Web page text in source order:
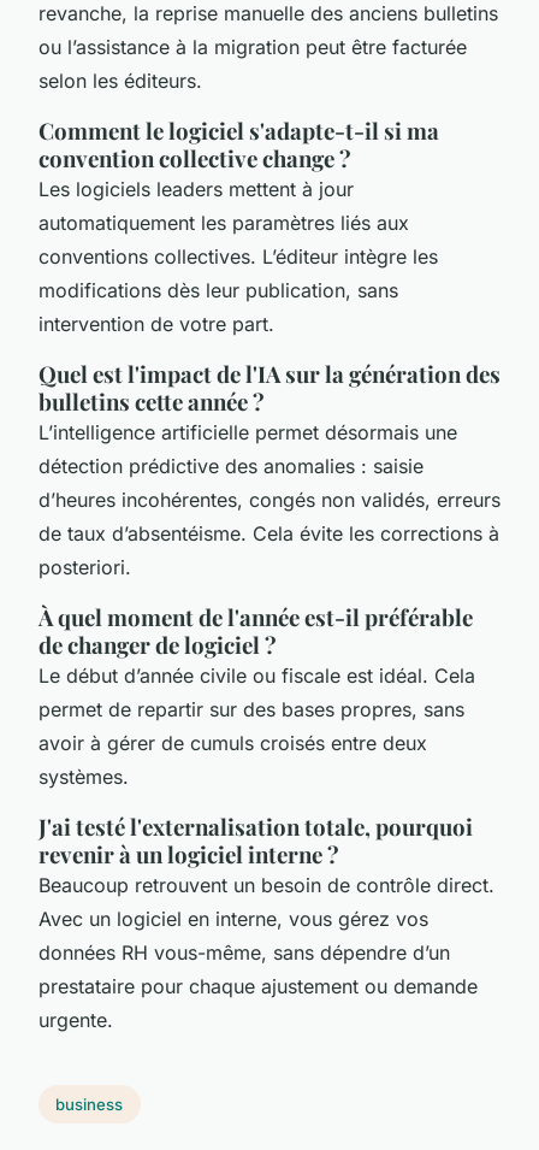
revanche, la reprise manuelle des anciens bulletins
ou l’assistance à la migration peut être facturée
selon les éditeurs.
Comment le logiciel s'adapte-t-il si ma
convention collective change ?
Les logiciels leaders mettent à jour
automatiquement les paramètres liés aux
conventions collectives. L’éditeur intègre les
modifications dès leur publication, sans
intervention de votre part.
Quel est l'impact de l'IA sur la génération des
bulletins cette année ?
L’intelligence artificielle permet désormais une
détection prédictive des anomalies : saisie
d’heures incohérentes, congés non validés, erreurs
de taux d’absentéisme. Cela évite les corrections à
posteriori.
À quel moment de l'année est-il préférable
de changer de logiciel ?
Le début d’année civile ou fiscale est idéal. Cela
permet de repartir sur des bases propres, sans
avoir à gérer de cumuls croisés entre deux
systèmes.
J'ai testé l'externalisation totale, pourquoi
revenir à un logiciel interne ?
Beaucoup retrouvent un besoin de contrôle direct.
Avec un logiciel en interne, vous gérez vos
données RH vous-même, sans dépendre d’un
prestataire pour chaque ajustement ou demande
urgente.
business